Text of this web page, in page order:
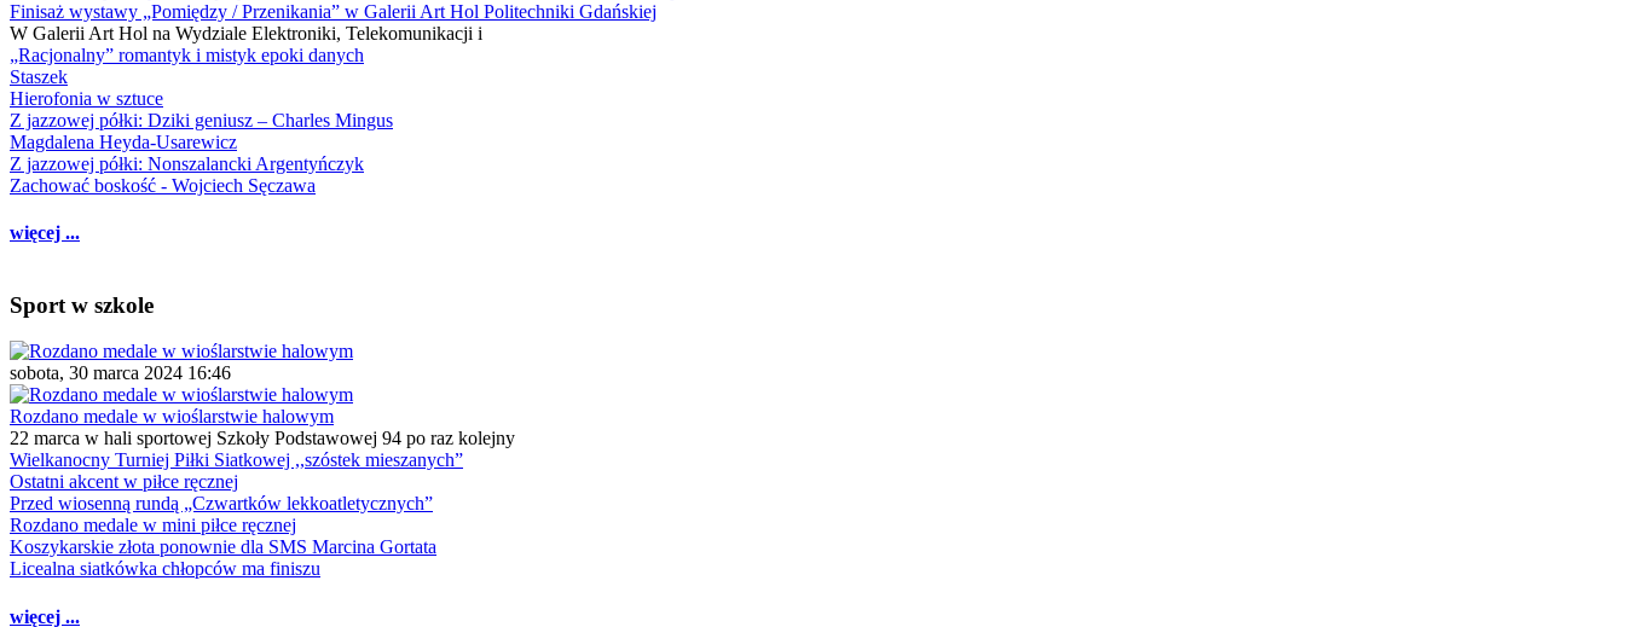
Finisaż wystawy „Pomiędzy / Przenikania” w Galerii Art Hol Politechniki Gdańskiej
W Galerii Art Hol na Wydziale Elektroniki, Telekomunikacji i
„Racjonalny” romantyk i mistyk epoki danych
Staszek
Hierofonia w sztuce
Z jazzowej półki: Dziki geniusz – Charles Mingus
Magdalena Heyda-Usarewicz
Z jazzowej półki: Nonszalancki Argentyńczyk
Zachować boskość - Wojciech Sęczawa
więcej ...
Sport w szkole
sobota, 30 marca 2024 16:46
Rozdano medale w wioślarstwie halowym
22 marca w hali sportowej Szkoły Podstawowej 94 po raz kolejny
Wielkanocny Turniej Piłki Siatkowej ,,szóstek mieszanych”
Ostatni akcent w piłce ręcznej
Przed wiosenną rundą „Czwartków lekkoatletycznych”
Rozdano medale w mini piłce ręcznej
Koszykarskie złota ponownie dla SMS Marcina Gortata
Licealna siatkówka chłopców ma finiszu
więcej ...